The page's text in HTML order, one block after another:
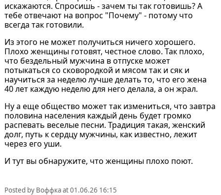
искажаются. Спросишь - зачем ты так готовишь? А
тебе отвечают на вопрос "Почему" - потому что
всегда так готовили.
Из этого не может получиться ничего хорошего.
Плохо женщины готовят, честное слово. Так плохо,
что бездельный мужчина в отпуске может
потыкаться со сковородкой и мясом так и сяк и
научиться за неделю лучше делать то, что его жена
40 лет каждую неделю для него делала, а он жрал.
Ну а еще общество может так измениться, что завтра
половина населения каждый день будет громко
распевать веселые песни. Традиция такая, женский
долг, путь к сердцу мужчины, как известно, лежит
через его уши.
И тут вы обнаружите, что женщины плохо поют.
Posted by Воффкаat01.06.26 16:15